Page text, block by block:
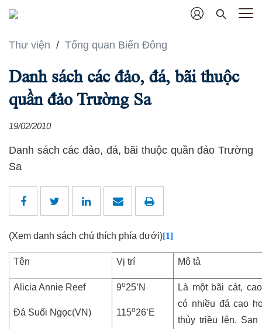
Thư viện / Tổng quan Biển Đông
Danh sách các đảo, đá, bãi thuộc
quần đảo Trường Sa
19/02/2010
Danh sách các đảo, đá, bãi thuộc quần đảo Trường
Sa
(Xem danh sách chú thích phía dưới)[1]
Tên Vị trí Mô tả
Alicia Annie Reef
Đá Suối Ngọc(VN)
9o25’N
115o26’E
Là một bãi cát,
có nhiều đá cao
thủy triều lên. San